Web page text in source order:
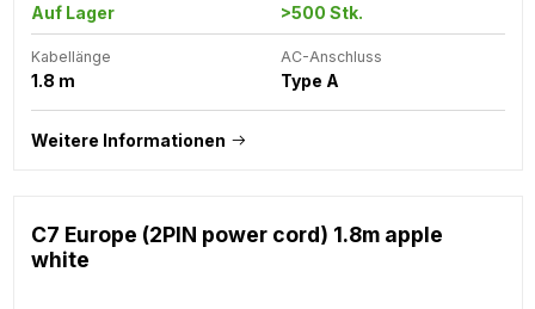
Auf Lager >500 Stk.
Kabellänge
1.8 m
AC-Anschluss
Type A
Weitere Informationen
C7 Europe (2PIN power cord) 1.8m apple
white